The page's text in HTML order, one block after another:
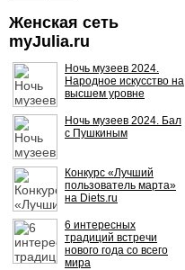
Женская сеть
myJulia.ru
Ночь музеев 2024.
Народное искусство на
высшем уровне
Ночь музеев 2024. Бал
с Пушкиным
Конкурс «Лучший
пользователь марта»
на Diets.ru
6 интересных
традиций встречи
нового года со всего
мира